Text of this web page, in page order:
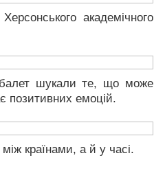
академічного
балет шукали те, що може
позитивних емоцій.
країнами, а й у часі.